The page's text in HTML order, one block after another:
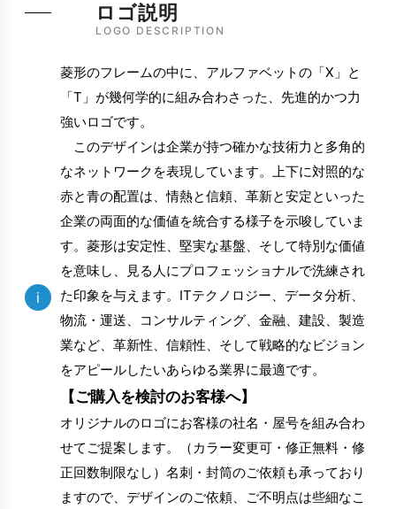
ロゴ説明
LOGO DESCRIPTION
i
菱形のフレームの中に、アルファベットの「X」と
「T」が幾何学的に組み合わさった、先進的かつ力
強いロゴです。
このデザインは企業が持つ確かな技術力と多角的
なネットワークを表現しています。上下に対照的な
赤と青の配置は、情熱と信頼、革新と安定といった
企業の両面的な価値を統合する様子を示唆していま
す。菱形は安定性、堅実な基盤、そして特別な価値
を意味し、見る人にプロフェッショナルで洗練され
た印象を与えます。ITテクノロジー、データ分析、
物流・運送、コンサルティング、金融、建設、製造
業など、革新性、信頼性、そして戦略的なビジョン
をアピールしたいあらゆる業界に最適です。
【ご購入を検討のお客様へ】
オリジナルのロゴにお客様の社名・屋号を組み合わ
せてご提案します。（カラー変更可・修正無料・修
正回数制限なし）名刺・封筒のご依頼も承っており
ますので、デザインのご依頼、ご不明点は些細なこ